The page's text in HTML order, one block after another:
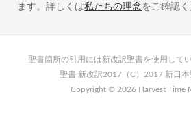
ます。詳しくは私たちの理念をご確認く
聖書箇所の引用には新改訳聖書を使用して
聖書 新改訳2017（C）2017 新日
Copyright © 2026 Harvest Time